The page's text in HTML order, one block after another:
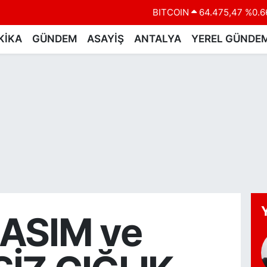
BITCOIN 64.475,47
47,5971
EURO
55,1336
GÜNDEM ASAYİŞ ANTALYA YEREL
ve